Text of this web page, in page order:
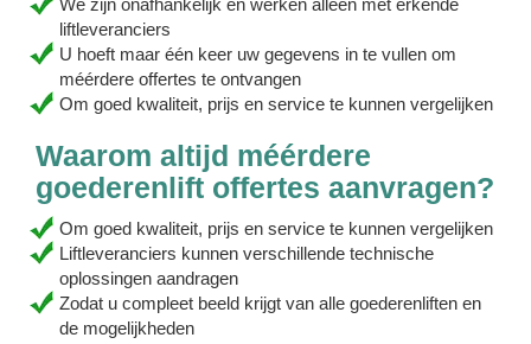
We zijn onafhankelijk en werken alleen met erkende
liftleveranciers
U hoeft maar één keer uw gegevens in te vullen om
méérdere offertes te ontvangen
Om goed kwaliteit, prijs en service te kunnen vergelijken
Waarom altijd méérdere
goederenlift offertes aanvragen?
Om goed kwaliteit, prijs en service te kunnen vergelijken
Liftleveranciers kunnen verschillende technische
oplossingen aandragen
Zodat u compleet beeld krijgt van alle goederenliften en
de mogelijkheden